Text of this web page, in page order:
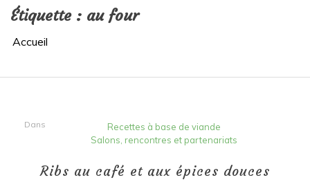
Étiquette : au four
Accueil
Dans
Recettes à base de viande
Salons, rencontres et partenariats
Ribs au café et aux épices douces